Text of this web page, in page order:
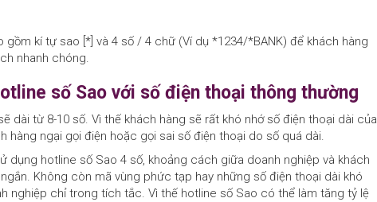
gồm kí tự sao [*] và 4 số / 4 chữ (Ví dụ *1234/*BANK) để khách hàng
nhanh chóng.
số Sao với số điện thoại thông thường
dài từ 8-10 số. Vì thế khách hàng sẽ rất khó nhớ số điện thoại dài của
hàng ngại gọi điện hoặc gọi sai số điện thoại do số quá dài.
dụng hotline số Sao 4 số, khoảng cách giữa doanh nghiệp và khách
Không còn mã vùng phức tạp hay những số điện thoại dài khó
nghiệp chỉ trong tích tắc. Vì thế hotline số Sao có thể làm tăng tỷ lệ